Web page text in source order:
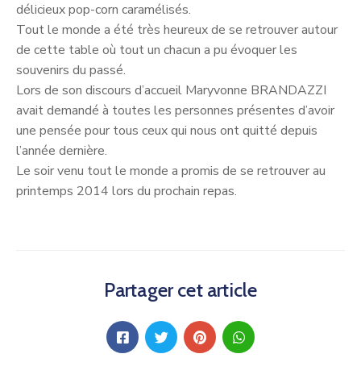
délicieux pop-corn caramélisés.
Tout le monde a été très heureux de se retrouver autour
de cette table où tout un chacun a pu évoquer les
souvenirs du passé.
Lors de son discours d’accueil Maryvonne BRANDAZZI
avait demandé à toutes les personnes présentes d’avoir
une pensée pour tous ceux qui nous ont quitté depuis
l’année dernière.
Le soir venu tout le monde a promis de se retrouver au
printemps 2014 lors du prochain repas.
Partager cet article